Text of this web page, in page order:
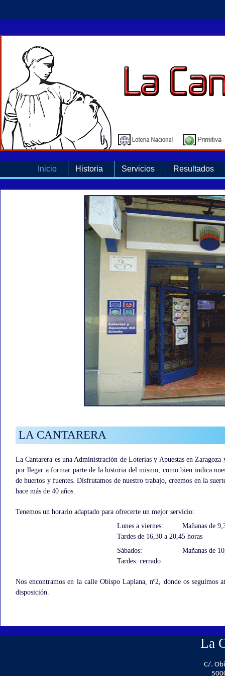
Inicio Historia Servicios Resultados
LA CANTARERA
La Cantarera es una Administración de Loterías y Apuestas en
por llegar a formar parte de la historia del mismo, como bien indica
de huertos y fuentes. Disfrutamos de nuestro trabajo, creemos en la
hace más de 40 años.
Tenemos un horario adaptado para ofrecerte un mejor servicio:
Lunes a viernes:
Mañanas de
Tardes de 16,30 a 20,45 horas
Sábados:
Mañanas de
Tardes: cerrado
Nos encontramos en la calle Obispo Laplana, nº2, donde os
disposición.
La
C/.